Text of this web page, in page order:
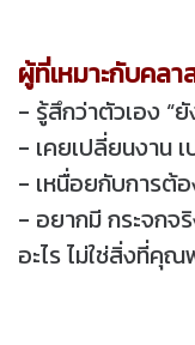
ผู้ที่เหมาะกับคลา
- รู้สึกว่าตัวเอง “
- เคยเปลี่ยนงาน
- เหนื่อยกับการต้
- อยากมี กระจก
อะไร ไม่ใช่สิ่งที่คุ